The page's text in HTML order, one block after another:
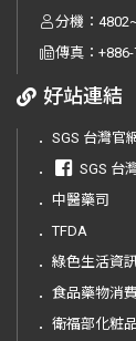
分機：
傳真：
好站連結
． SGS 台灣官
．
SGS 台
． 中醫藥司
．TFDA
． 綠色生活資
． 食品藥物消
． 衛福部化粧